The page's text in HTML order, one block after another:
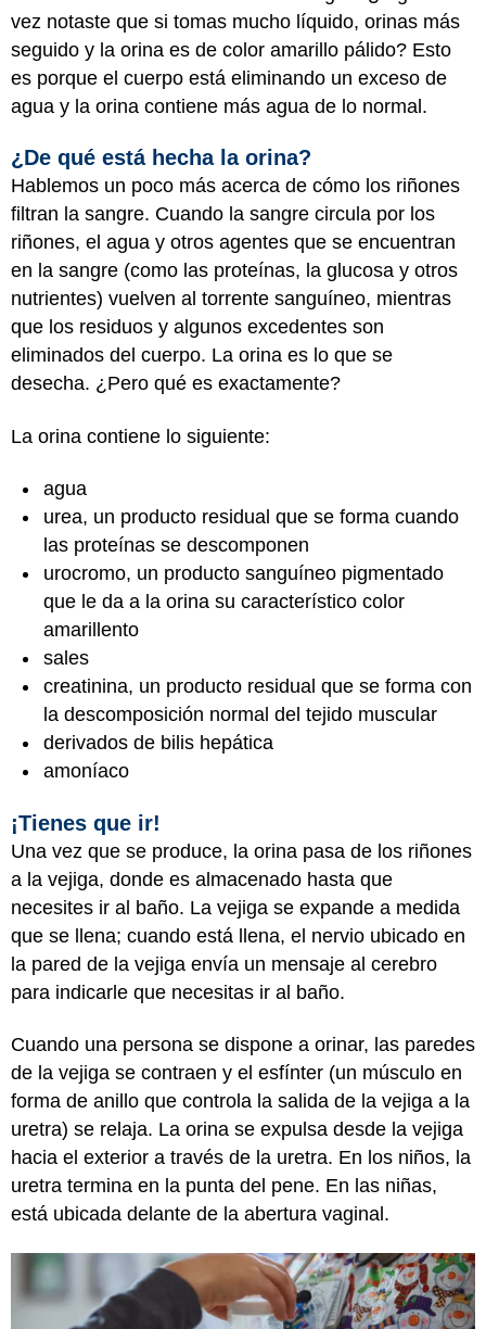
vez notaste que si tomas mucho líquido, orinas más
seguido y la orina es de color amarillo pálido? Esto
es porque el cuerpo está eliminando un exceso de
agua y la orina contiene más agua de lo normal.
¿De qué está hecha la orina?
Hablemos un poco más acerca de cómo los riñones
filtran la sangre. Cuando la sangre circula por los
riñones, el agua y otros agentes que se encuentran
en la sangre (como las proteínas, la glucosa y otros
nutrientes) vuelven al torrente sanguíneo, mientras
que los residuos y algunos excedentes son
eliminados del cuerpo. La orina es lo que se
desecha. ¿Pero qué es exactamente?
La orina contiene lo siguiente:
agua
urea, un producto residual que se forma cuando
las proteínas se descomponen
urocromo, un producto sanguíneo pigmentado
que le da a la orina su característico color
amarillento
sales
creatinina, un producto residual que se forma con
la descomposición normal del tejido muscular
derivados de bilis hepática
amoníaco
¡Tienes que ir!
Una vez que se produce, la orina pasa de los riñones
a la vejiga, donde es almacenado hasta que
necesites ir al baño. La vejiga se expande a medida
que se llena; cuando está llena, el nervio ubicado en
la pared de la vejiga envía un mensaje al cerebro
para indicarle que necesitas ir al baño.
Cuando una persona se dispone a orinar, las paredes
de la vejiga se contraen y el esfínter (un músculo en
forma de anillo que controla la salida de la vejiga a la
uretra) se relaja. La orina se expulsa desde la vejiga
hacia el exterior a través de la uretra. En los niños, la
uretra termina en la punta del pene. En las niñas,
está ubicada delante de la abertura vaginal.